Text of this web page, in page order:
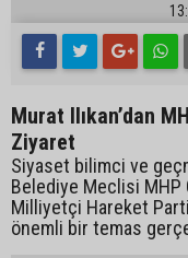
Murat Ilıkan’dan
Ziyaret
Siyaset bilimci ve
Belediye Meclisi MHP
Milliyetçi Hareket
önemli bir temas